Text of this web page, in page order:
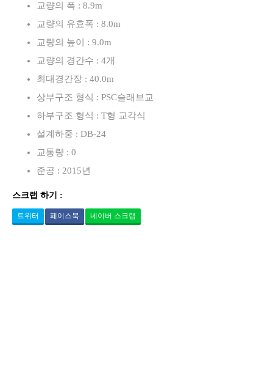
교량의 폭 : 8.9m
교량의 유효폭 : 8.0m
교량의 높이 : 9.0m
교량의 경간수 : 4개
최대경간장 : 40.0m
상부구조 형식 : PSC슬래브교
하부구조 형식 : T형 교각식
설계하중 : DB-24
교통량 : 0
준공 : 2015년
스크랩 하기 :
트위터 페이스북 네이버 스크랩